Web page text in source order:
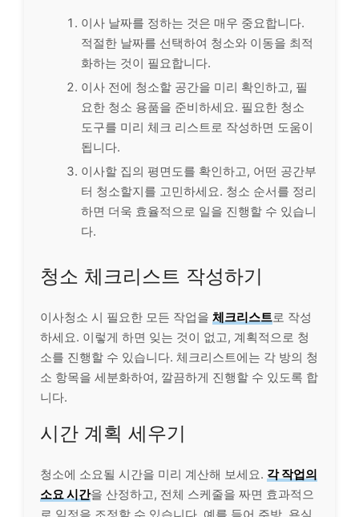
이사 날짜를 정하는 것은 매우 중요합니다.
적절한 날짜를 선택하여 청소와 이동을 최적
화하는 것이 필요합니다.
이사 전에 청소할 공간을 미리 확인하고, 필
요한 청소 용품을 준비하세요. 필요한 청소
도구를 미리 체크 리스트로 작성하면 도움이
됩니다.
이사할 집의 평면도를 확인하고, 어떤 공간부
터 청소할지를 고민하세요. 청소 순서를 정리
하면 더욱 효율적으로 일을 진행할 수 있습니
다.
청소 체크리스트 작성하기
이사청소 시 필요한 모든 작업을 체크리스트로 작성
하세요. 이렇게 하면 잊는 것이 없고, 계획적으로 청
소를 진행할 수 있습니다. 체크리스트에는 각 방의 청
소 항목을 세분화하여, 깔끔하게 진행할 수 있도록 합
니다.
시간 계획 세우기
청소에 소요될 시간을 미리 계산해 보세요. 각 작업의
소요 시간을 산정하고, 전체 스케줄을 짜면 효과적으
로 일정을 조정할 수 있습니다. 예를 들어 주방, 욕실,